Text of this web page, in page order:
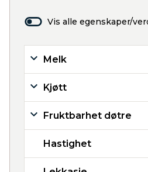
Vis alle egenskaper/
Melk
Kjøtt
Fruktbarhet døtre
Hastighet